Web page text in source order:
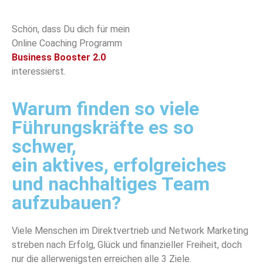
Schön, dass Du dich für mein
Online Coaching Programm
Business Booster 2.0
interessierst.
Warum finden so viele
Führungskräfte es so
schwer,
ein aktives, erfolgreiches
und nachhaltiges Team
aufzubauen?
Viele Menschen im Direktvertrieb und Network Marketing
streben nach Erfolg, Glück und finanzieller Freiheit, doch
nur die allerwenigsten erreichen alle 3 Ziele.